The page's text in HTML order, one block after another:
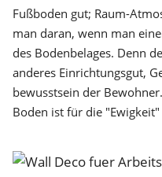
Fußboden gut; Raum-
man daran, wenn man
des Boden­belages. Denn
anderes Einrichtungs­gut,
bewusstsein der
Boden ist für die